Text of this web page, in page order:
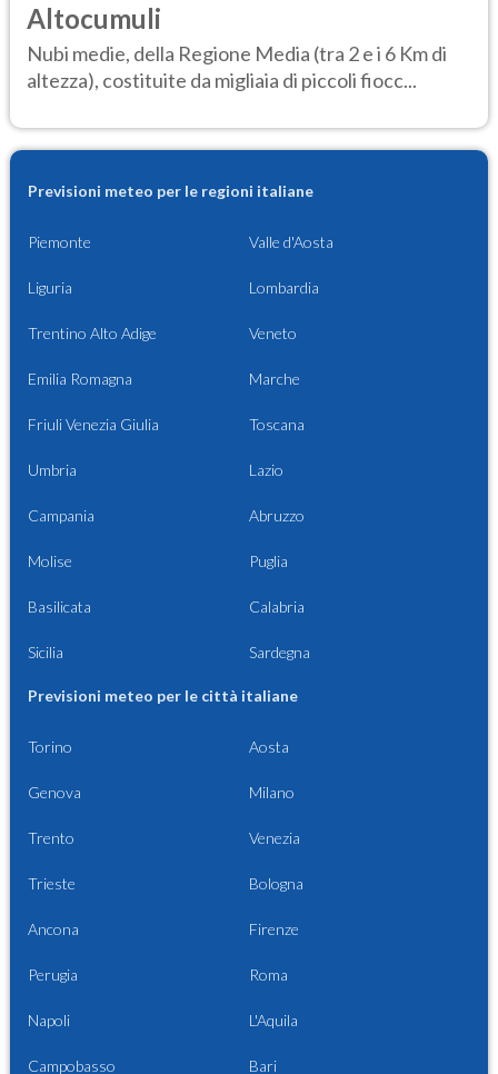
Altocumuli
Nubi medie, della Regione Media (tra 2 e i 6 Km di
altezza), costituite da migliaia di piccoli fiocc...
Previsioni meteo per le regioni italiane
Piemonte Valle d'Aosta
Liguria Lombardia
Trentino Alto Adige Veneto
Emilia Romagna Marche
Friuli Venezia Giulia Toscana
Umbria Lazio
Campania Abruzzo
Molise Puglia
Basilicata Calabria
Sicilia Sardegna
Previsioni meteo per le città italiane
Torino Aosta
Genova Milano
Trento Venezia
Trieste Bologna
Ancona Firenze
Perugia Roma
Napoli L'Aquila
Campobasso Bari